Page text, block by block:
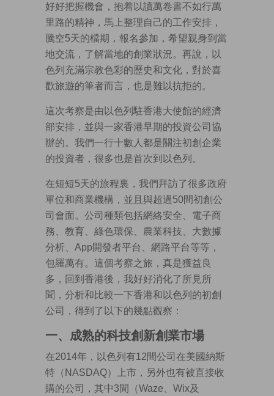
好好把握機會，抱着以讀萬卷書不如行萬
里路的精神，馬上整理自己的工作安排，
騰空5天的檔期，報名參加，希望親身到當
地交流，了解當地的創業狀況。再說，以
色列充滿宗教色彩的歷史和文化，對於喜
歡旅遊的筆者而言，也是難以抗拒的。
這次考察是由以色列駐香港大使館的經濟
部安排，並與一家香港早期的投資公司協
辦的。我們一行十數人都是關注初創企業
的投資者，很多也是首次到以色列。
在短短5天的旅程裏，我們拜訪了很多政府
單位和商業機構，並且與超過50間初創公
司會面。公司種類包括網絡安全、電子商
務、教育、綠色環保、農業科技、大數據
分析、App開發者平台、網路平台等等，
包羅萬有。這個考察之旅，真是獲益良
多，回到香港後，我好好消化了所見所
聞，分析和比較一下香港和以色列的初創
公司，得到了以下的幾點觀察：
一、成熟的科技創新創業市場
在2014年，以色列有12間公司在美國納斯
特（NASDAQ）上市，另外也有被直接收
購的公司，其中3間（Waze、Wix及